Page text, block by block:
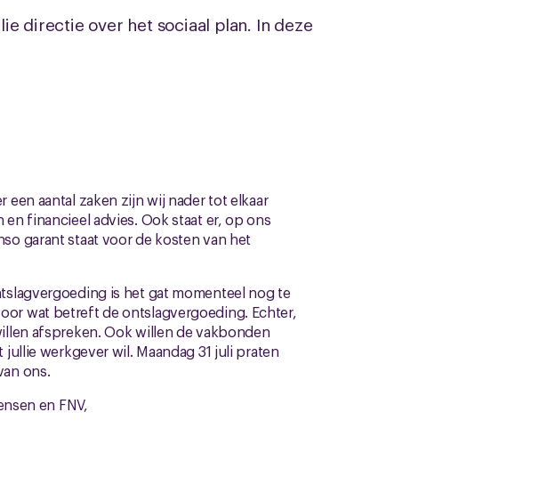
directie over het sociaal plan. In deze
aantal zaken zijn wij nader tot elkaar
financieel advies. Ook staat er, op ons
garant staat voor de kosten van het
is het gat momenteel nog te
wat betreft de ontslagvergoeding. Echter,
afspreken. Ook willen de vakbonden
werkgever wil. Maandag 31 juli praten
ons.
en FNV,